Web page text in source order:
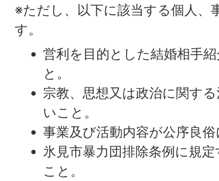
※ただし、以下に該当する個人、
す。
営利を目的とした結婚相手
と。
宗教、思想又は政治に関す
いこと。
事業及び活動内容が公序良
氷見市暴力団排除条例に規
こと。